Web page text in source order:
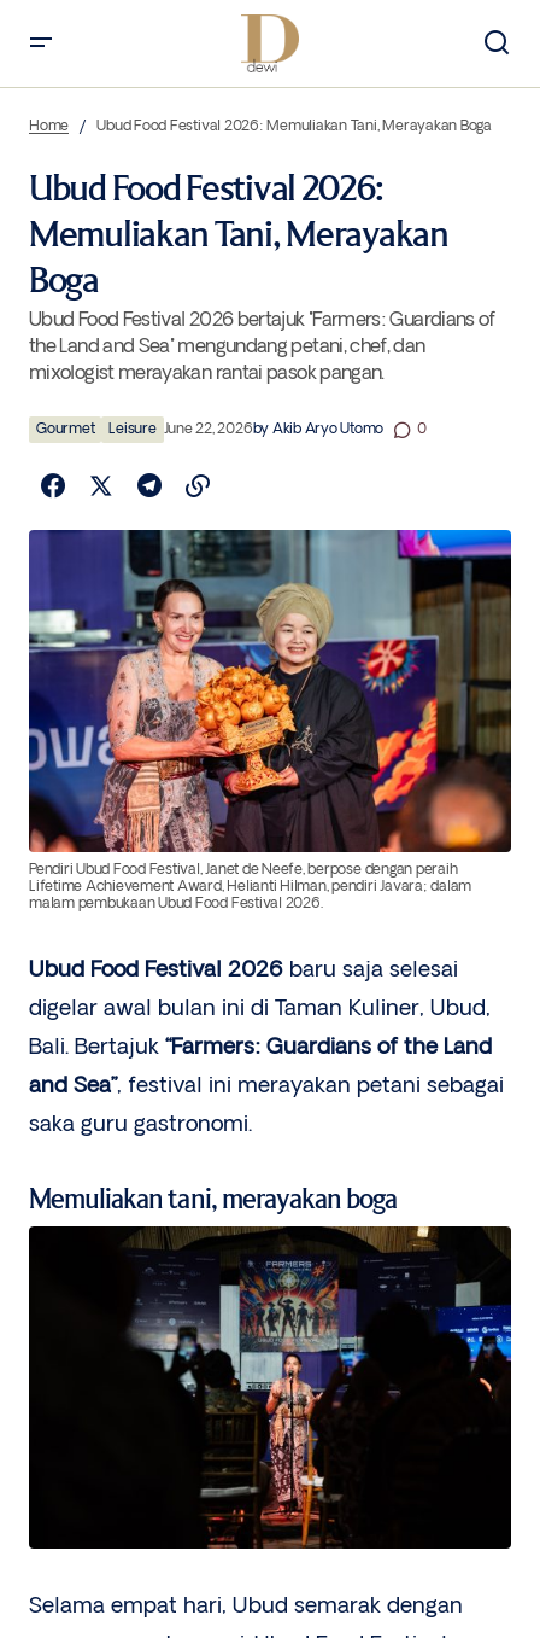
Home Ubud Food Festival 2026: Memuliakan Tani, Merayakan Boga
Ubud Food Festival 2026:
Memuliakan Tani, Merayakan
Boga
Ubud Food Festival 2026 bertajuk "Farmers: Guardians of
the Land and Sea" mengundang petani, chef, dan
mixologist merayakan rantai pasok pangan.
Gourmet Leisure June 22, 2026by Akib Aryo Utomo 0
Pendiri Ubud Food Festival, Janet de Neefe, berpose dengan peraih
Lifetime Achievement Award, Helianti Hilman, pendiri Javara; dalam
malam pembukaan Ubud Food Festival 2026.
Ubud Food Festival 2026 baru saja selesai
digelar awal bulan ini di Taman Kuliner, Ubud,
Bali. Bertajuk “Farmers: Guardians of the Land
and Sea”, festival ini merayakan petani sebagai
saka guru gastronomi.
Memuliakan tani, merayakan boga
Selama empat hari, Ubud semarak dengan